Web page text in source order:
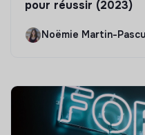
pour réussir (2023)
Noëmie Martin-